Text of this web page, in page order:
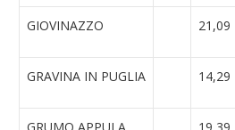
GIOVINAZZO 21,09
GRAVINA IN PUGLIA 14,29